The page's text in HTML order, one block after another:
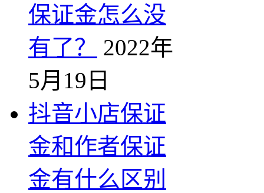
保证金怎么没
有了？
2022年
5月19日
抖音小店保证
金和作者保证
金有什么区别